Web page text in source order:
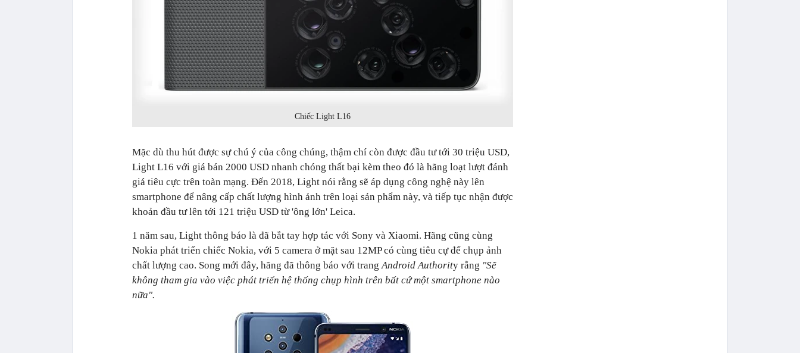
Chiếc Light L16
Mặc dù thu hút được sự chú ý của công chúng, thậm chí còn được đầu tư tới 30 triệu USD,
Light L16 với giá bán 2000 USD nhanh chóng thất bại kèm theo đó là hãng loạt lượt đánh
giá tiêu cực trên toàn mạng. Đến 2018, Light nói rằng sẽ áp dụng công nghệ này lên
smartphone để nâng cấp chất lượng hình ảnh trên loại sản phẩm này, và tiếp tục nhận được
khoản đầu tư lên tới 121 triệu USD từ 'ông lớn' Leica.
1 năm sau, Light thông báo là đã bắt tay hợp tác với Sony và Xiaomi. Hãng cũng cùng
Nokia phát triển chiếc Nokia, với 5 camera ở mặt sau 12MP có cùng tiêu cự để chụp ảnh
chất lượng cao. Song mới đây, hãng đã thông báo với trangAndroid Authority rằng "Sẽ
không tham gia vào việc phát triển hệ thống chụp hình trên bất cứ một smartphone nào
nữa".